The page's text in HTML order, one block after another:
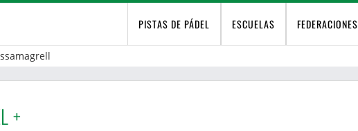
PISTAS DE PÁDEL ESCUELAS FEDERACIONES
+